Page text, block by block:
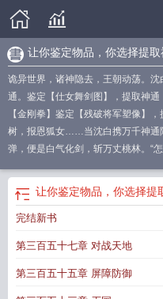
让你鉴定物品，你选择提取
诡异世界，诸神隐去，王朝动荡。
通。鉴定【仕女舞剑图】，提取神
【金刚拳】鉴定【残破将军塑像】
树，报恩狐女……当沈白携万千神通
弹，便是白气化剑，斩万丈桃林。“
文免费阅读
你选择提取神通阅读
神通无弹窗阅读
选择提取神通无弹窗笔趣阁
你选择
神通精校版免费 让你鉴定物品你选
写你选择提取神通笔趣阁手机版
让你鉴定物品，你选择提
完结新书
第三百五十七章 对战天地
第三百五十五章 屏障防御